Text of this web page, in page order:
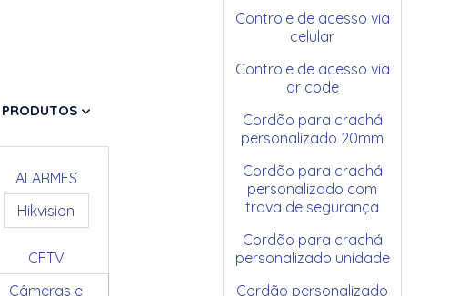
PRODUTOS
ALARMES
Hikvision
CFTV
Câmeras e
Controle de acesso via
celular
Controle de acesso via
qr code
Cordão para crachá
personalizado 20mm
Cordão para crachá
personalizado com
trava de segurança
Cordão para crachá
personalizado unidade
Cordão personalizado